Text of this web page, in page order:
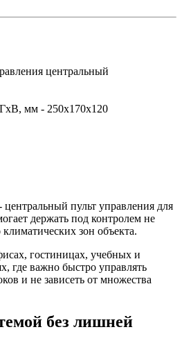
центральный
мм - 250x170x120
пульт управления для
держать под контролем не
зон объекта.
гостиницах, учебных и
где важно быстро управлять
и не зависеть от множества
без лишней